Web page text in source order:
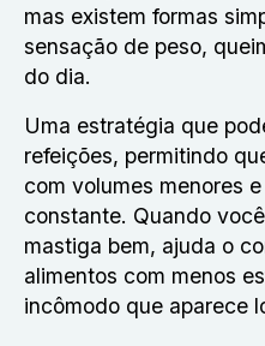
mas existem formas
sensação de peso,
do dia.
Uma estratégia que
refeições, permitindo
com volumes menores
constante. Quando
mastiga bem, ajuda o
alimentos com menos
incômodo que aparece